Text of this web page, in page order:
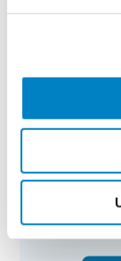
Magnete
Il prezzo
Spese di
Totale: